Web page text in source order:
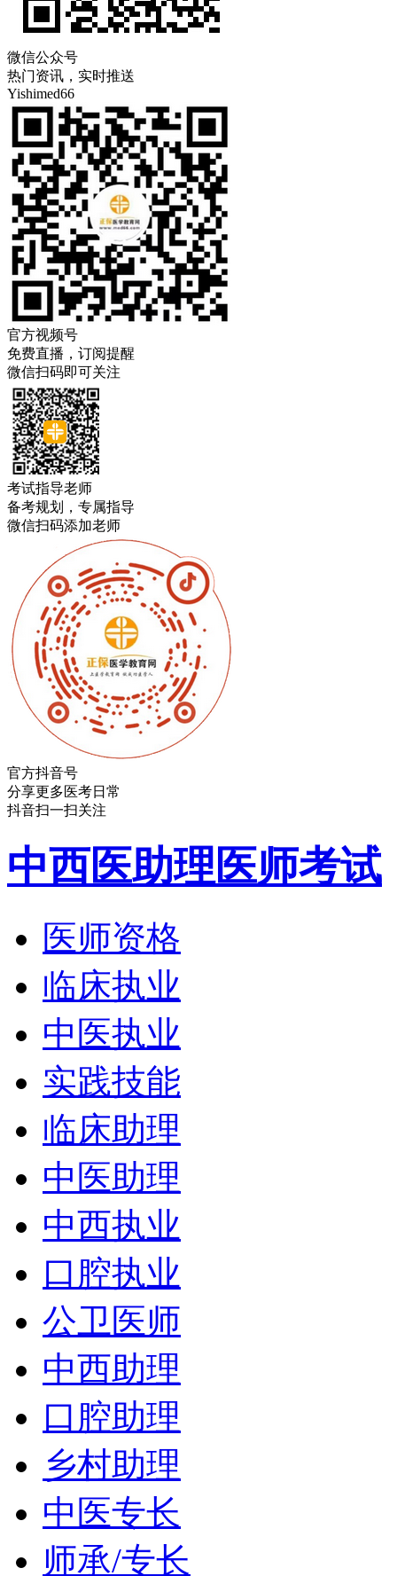
微信公众号
热门资讯，实时推送
Yishimed66
官方视频号
免费直播，订阅提醒
微信扫码即可关注
考试指导老师
备考规划，专属指导
微信扫码添加老师
官方抖音号
分享更多医考日常
抖音扫一扫关注
中西医助理医师考试
医师资格
临床执业
中医执业
实践技能
临床助理
中医助理
中西执业
口腔执业
公卫医师
中西助理
口腔助理
乡村助理
中医专长
师承/专长